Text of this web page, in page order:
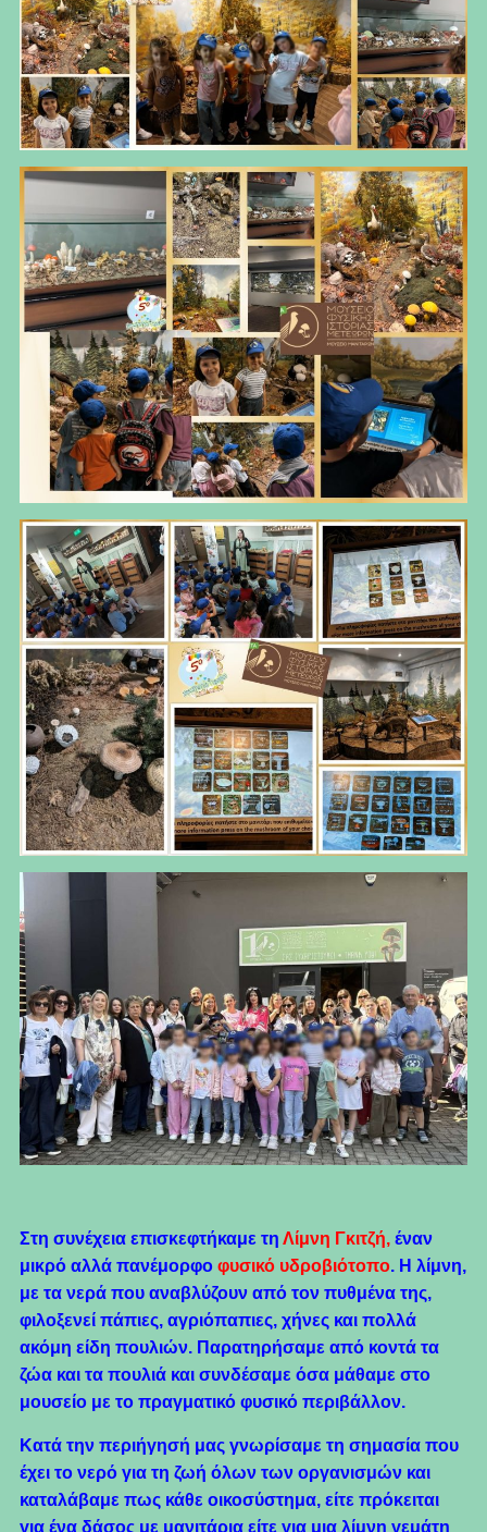
Στη συνέχεια επισκεφτήκαμε τη Λίμνη Γκιτζή,έναν
μικρό αλλά πανέμορφοφυσικό υδροβιότοπο. Η λίμνη,
με τα νερά που αναβλύζουν από τον πυθμένα της,
φιλοξενεί πάπιες, αγριόπαπιες, χήνες και πολλά
ακόμη είδη πουλιών. Παρατηρήσαμε από κοντά τα
ζώα και τα πουλιά και συνδέσαμε όσα μάθαμε στο
μουσείο με το πραγματικό φυσικό περιβάλλον.
Κατά την περιήγησή μας γνωρίσαμε τη σημασία που
έχει το νερό για τη ζωή όλων των οργανισμών και
καταλάβαμε πως κάθε οικοσύστημα, είτε πρόκειται
για ένα δάσος με μανιτάρια είτε για μια λίμνη γεμάτη